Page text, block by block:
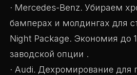
· Mercedes-Benz. Убираем
бамперах и молдингах для
Night Package. Экономия до
заводской опции .
· Audi. Дехромирование для